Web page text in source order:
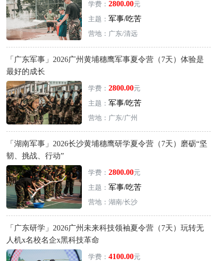
学费： 2800.00元
主题： 军事/吃苦
营地：广东/清远
「广东军事」2026广州黄埔穗鹰军事夏令营（7天）体验是
最好的成长
学费： 2800.00元
主题： 军事/吃苦
营地：广东/广州
「湖南军事」2026长沙黄埔穗鹰研学夏令营（7天）磨砺“坚
韧、挑战、行动”
学费： 2800.00元
主题： 军事/吃苦
营地：湖南/长沙
「广东研学」2026广州未来科技领袖夏令营（7天）玩转无
人机x名校名企x黑科技革命
学费： 4100.00元